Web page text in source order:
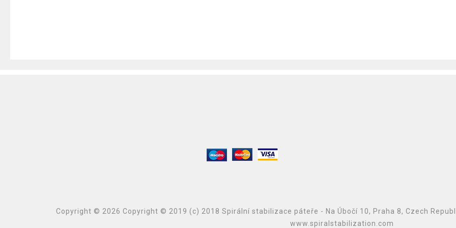
Copyright © 2026 Copyright © 2019 (c) 2018 Spirální stabilizace páteře - Na Úbočí 10, Praha 8, Czech
www.spiralstabilization.com